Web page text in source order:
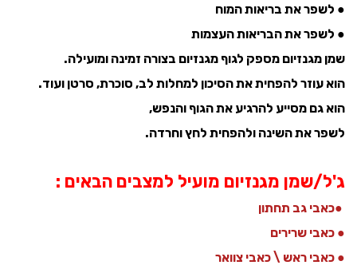
● לשפר את בריאות המוח
● לשפר את הבריאות העצמות
שמן מגנזיום מספק לגוף מגנזיום בצורה זמינה ומועילה.
הוא עוזר להפחית את הסיכון למחלות לב, סוכרת, סרטן ועוד.
הוא גם מסייע להרגיע את הגוף והנפש,
לשפר את השינה ולהפחית לחץ וחרדה.
ג'ל/שמן מגנזיום מועיל למצבים הבאים :
●כאבי גב תחתון
● כאבי שרירים
● כאבי ראש \ כאבי צוואר